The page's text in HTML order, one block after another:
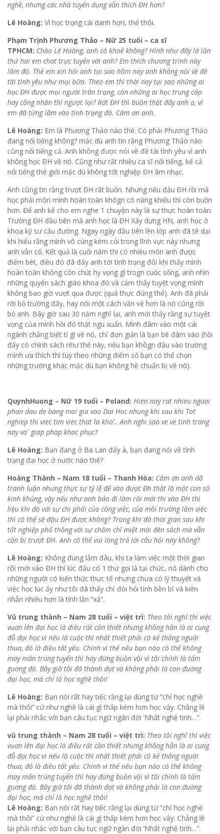
nghề, nhưng các nhà tuyển dụng vẫn thích ĐH hơn?
Lê Hoàng: Vì học trọng cái danh hơn, thế thôi.
Phạm Trịnh Phương Thảo – Nữ 25 tuổi – ca sĩ
TPHCM: Chào Lê Hoàng, anh có khoẻ không? Hình như đây là lần
thứ hai em chat trực tuyến với anh? Em thích chương trình này
lắm đó. Thế em xin hỏi anh tại sao hôm nay anh không nói về đề
tài tình yêu như mọi bữa. Theo em thì thời nay tại sao những ai
học ĐH được mọi người trân trọng, còn những ai học trung cấp
hay công nhân thì ngược lại? Rớt ĐH thì buồn thật đấy anh ạ, vì
em đã từng lâm vào tình trạng đó. Cám ơn anh.
Lê Hoàng: Em là Phương Thảo nào thế. Có phải Phương Thảo
đang nổi tiếng không? mặc dù anh tin rằng Phương Thảo nào
cũng nổi tiếng cả. Anh không được nói về đề tài tình yêu vì anh
không học ĐH về nó. Cũng như rất nhiều ca sĩ nổi tiếng, kể cả
nổi tiếng thế giới mặc dù không tốt nghiệp ĐH âm nhạc.
Anh cũng tin rằng trượt ĐH rất buồn. Nhưng nếu đậu ĐH rồi mà
học phải môn mình hoàn toàn khôgn có năng khiếu thì còn buồn
hơn. Để anh kể cho em nghe 1 chuyện này là sự thực hoàn toàn:
Trường ĐH đầu tiên mà anh học là ĐH Xây dựng HN, anh học ở
khoa kỹ sư cầu đường. Ngay ngày đầu tiên lên lớp anh đã tê dại
khi hiểu rằng mình vô cùng kém cỏi trong lĩnh vực này nhưng
anh vẫn cố. Kết quả là cuối năm thi có nhiều môn anh được
điểm bét, điều đó đã đẩy anh tới tình trạng đôi khi thấy mình
hoàn toàn không còn chút hy vọng gì trogn cuộc sống, anh nhìn
những quyển sách giáo khoa đó và cảm thấy tuyệt vọng mình
không bao giờ vượt qua được (quả thực đúng thế). Anh đã phải
rời bỏ trường đấy, hay nói một cách văn vẻ hơn là nó cũng rời
bỏ anh. Bây giờ sau 30 năm nghĩ lại, anh mới thấy rằng sự tuyệt
vọng của mình hồi đó thật ngu xuẩn. Mình đâm vào một cái
ngành chẳng biết tí gì về nó, chỉ đơn giản là bạn bè đâm vào (hồi
đấy có chính sách như thế này, nếu bạn khôgn đậu vào trường
mình ưa thích thì tuỳ theo những điểm số bạn có thể chọn
những trường khác mặc dù bạn không hề chuẩn bị về nó).
QuynhHuong – Nữ 19 tuổi – Poland: Hien nay rat nhieu nguoi
phan dau de bang moi gia vao Dai Hoc nhung khi sau khi Tot
nghiep thi viec tim viec that la kho’.. Anh nghi sao ve ve tinh trang
nay va` giap phap khac phuc?
Lê Hoàng: Bạn đang ở Ba Lan đấy à, bạn đang nói về tình
trạng đại học ở nước nào thế?
Hoàng Thành – Nam 18 tuổi – Thanh Hóa: Cám ơn anh dã
tranh luận nhưng thực sự tỷ lệ để vào được Đh thật là một con số
kinh khủng, vậy nếu như anh bảo đi làm rồi mới thi vào ĐH thì
liệu khi đó với sự chi phối của công việc, của môi trường làm việc
thì có thể sẽ đậu ĐH được không? Trong khi đó thời gian sau khi
tốt nghiệp phổ thông với sự chăm chỉ miệt mài đèn sách mà vẫn
còn bị trượt ĐH. Anh có thể vui lòng trả lời câu hỏi này không?
Lê Hoàng: Không đúng lắm đâu, khi ta làm việc một thời gian
rôi mới vào ĐH thì lúc đấu có 1 thứ gọi là tại chức, nó dành cho
những người có kiến thức thực tế nhưng chưa có lý thuyết và
việc học lúc ấy như tôi đã thấy chỉ đòi hỏi tính bền bỉ và kiên
nhẫn nhiều hơn là tính lắn “xả”.
Vũ trung thành – Nam 28 tuổi – việt trì: Theo tôi nghĩ thì việc
vuơn lên đại học là điều rất cần thiết nhưng không hẳn là ai cung
đỗ đại học vì nếu là cuộc thì nhất thiết phải có kẻ thắng nguời
thua, đó là điều tất yếu. Chính vì thế nếu bạn nào có thể không
may mắn trúng tuyển thì hay đừng buồn vội vì tôi chính là tấm
guơng đó. Bây giờ tôi đã thành đạt và không phải là con đuờng
đại học, mà chỉ là học nghề thôi!
Lê Hoàng: Bạn nói rất hay tiếc rằng lại dùng từ “chỉ học nghề
mà thôi” cứ như nghề là cái gì thấp kém hơn học vậy. Chẳng lẽ
lại phải nhắc với bạn câu tục ngữ ngàn đời ‘Nhất nghệ tinh…”.
vũ trung thành – Nam 28 tuổi – việt trì: Theo tôi nghĩ thì việc
vuơn lên đại học là điều rất cần thiết nhưng không hẳn là ai cung
đỗ đại học vì nếu là cuộc thì nhất thiết phải có kẻ thắng nguời
thua, đó là điều tất yếu. Chính vì thế nếu bạn nào có thể không
may mắn trúng tuyển thì hay đừng buồn vội vì tôi chính là tấm
guơng đó. Bây giờ tôi đã thành đạt và không phải là con đuờng
đại học, mà chỉ là học nghề thôi!
Lê Hoàng: Bạn nói rất hay tiếc rằng lại dùng từ “chỉ học nghề
mà thôi” cứ như nghề là cái gì thấp kém hơn học vậy. Chẳng lẽ
lại phải nhắc với bạn câu tục ngữ ngàn đời ‘Nhất nghệ tinh…”.